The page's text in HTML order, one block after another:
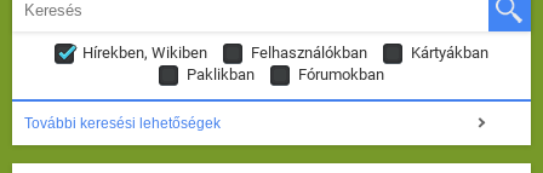
Hírekben, Wikiben Felhasználókban
Kártyákban
Paklikban
Fórumokban
További keresési lehetőségek